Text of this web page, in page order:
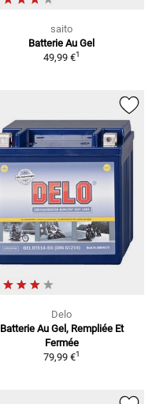
saito
Batterie Au Gel
49,99 €1
Delo
Batterie Au Gel, Rempliée Et
Fermée
79,99 €1